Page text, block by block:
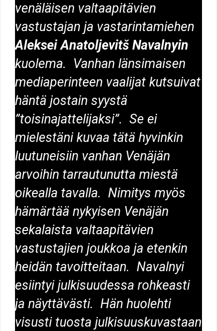
venäläisen valtaapitävien
vastustajan ja vastarintamiehen
Aleksei Anatoljevitš Navalnyin
kuolema. Vanhan länsimaisen
mediaperinteen vaalijat kutsuivat
häntä jostain syystä
”toisinajattelijaksi”. Se ei
mielestäni kuvaa tätä hyvinkin
luutuneisiin vanhan Venäjän
arvoihin tarrautunutta miestä
oikealla tavalla. Nimitys myös
hämärtää nykyisen Venäjän
sekalaista valtaapitävien
vastustajien joukkoa ja etenkin
heidän tavoitteitaan. Navalnyi
esiintyi julkisuudessa rohkeasti
ja näyttävästi. Hän huolehti
visusti tuosta julkisuuskuvastaan